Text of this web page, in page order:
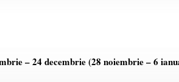
– 24 decembrie (28 noiembrie – 6